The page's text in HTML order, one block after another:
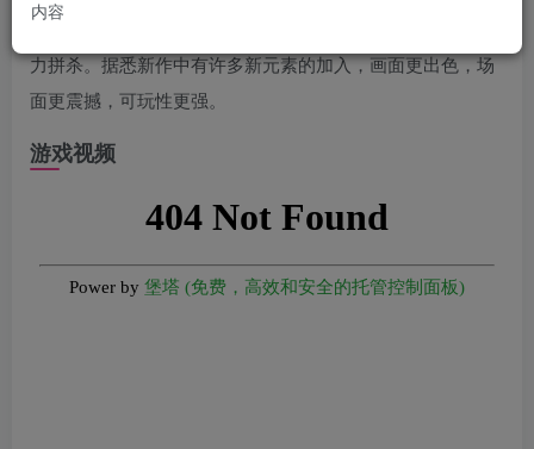
世纪的战争场景还原给玩家，提供这个广阔的平台让玩家奋
力拼杀。据悉新作中有许多新元素的加入，画面更出色，场
面更震撼，可玩性更强。
游戏视频
内容